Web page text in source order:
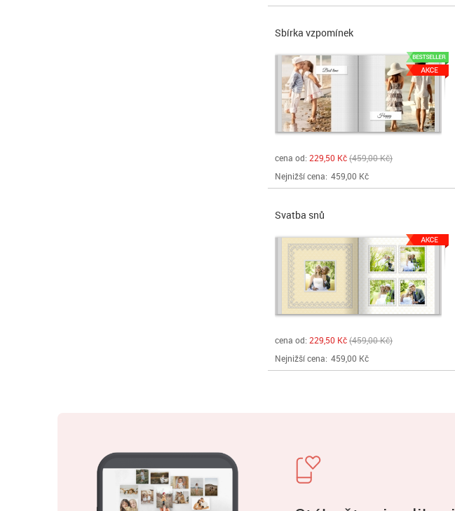
Sbírka vzpomínek
cena od: 229,50 Kč 459,00 Kč
Nejnižší cena: 459,00 Kč
Svatba snů
cena od: 229,50 Kč 459,00 Kč
Nejnižší cena: 459,00 Kč